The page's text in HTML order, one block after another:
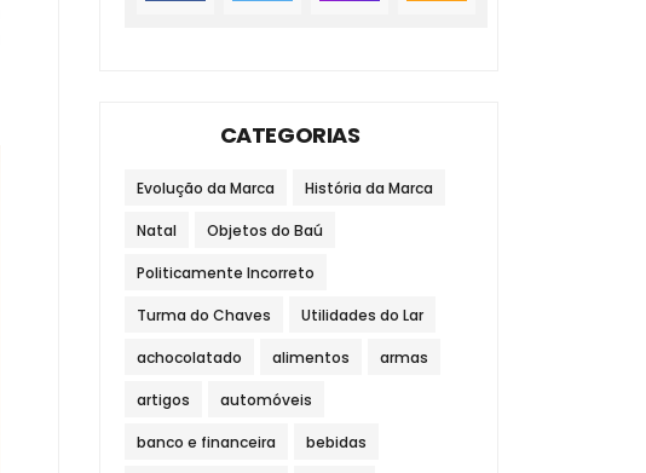
CATEGORIAS
Evolução da Marca História da Marca
Natal Objetos do Baú
Politicamente Incorreto
Turma do Chaves Utilidades do Lar
achocolatado alimentos armas
artigos automóveis
banco e financeira bebidas